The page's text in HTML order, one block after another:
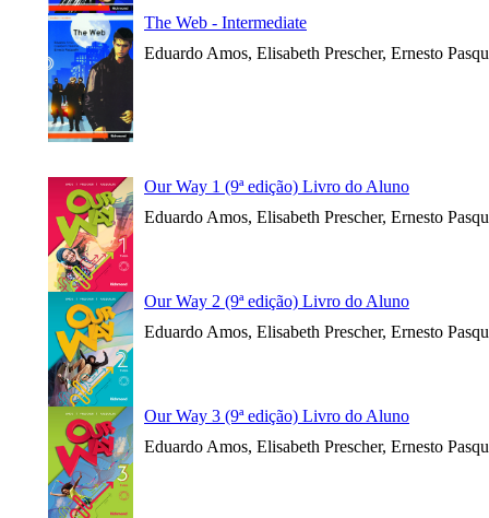
The Web - Intermediate
Eduardo Amos, Elisabeth Prescher, Ernesto
Our Way 1 (9ª edição) Livro do Aluno
Eduardo Amos, Elisabeth Prescher, Ernesto
Our Way 2 (9ª edição) Livro do Aluno
Eduardo Amos, Elisabeth Prescher, Ernesto
Our Way 3 (9ª edição) Livro do Aluno
Eduardo Amos, Elisabeth Prescher, Ernesto